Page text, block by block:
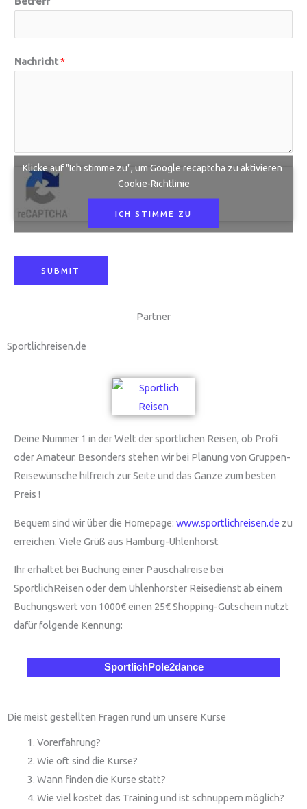
N
e
f
Nachricht*
Klicke auf "Ich stimme zu", um Google recaptcha zu aktivieren
Cookie-Richtlinie
ICH STIMME ZU
SUBMIT
Partner
Sportlichreisen.de
Deine Nummer 1 in der Welt der sportlichen Reisen, ob Profi
oder Amateur. Besonders stehen wir bei Planung von Gruppen-
Reisewünsche hilfreich zur Seite und das Ganze zum besten
Preis !
Bequem sind wir über die Homepage: www.sportlichreisen.de zu
erreichen. Viele Grüß aus Hamburg-Uhlenhorst
Ihr erhaltet bei Buchung einer Pauschalreise bei
SportlichReisen oder dem Uhlenhorster Reisedienst ab einem
Buchungswert von 1000€ einen 25€ Shopping-Gutschein nutzt
dafür folgende Kennung:
SportlichPole2dance
Die meist gestellten Fragen rund um unsere Kurse
Vorerfahrung?
Wie oft sind die Kurse?
Wann finden die Kurse statt?
Wie viel kostet das Training und ist schnuppern möglich?